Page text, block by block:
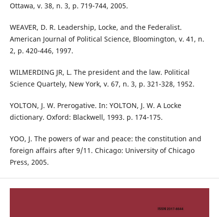
Ottawa, v. 38, n. 3, p. 719-744, 2005.
WEAVER, D. R. Leadership, Locke, and the Federalist.
American Journal of Political Science, Bloomington, v. 41, n.
2, p. 420-446, 1997.
WILMERDING JR, L. The president and the law. Political
Science Quartely, New York, v. 67, n. 3, p. 321-328, 1952.
YOLTON, J. W. Prerogative. In: YOLTON, J. W. A Locke
dictionary. Oxford: Blackwell, 1993. p. 174-175.
YOO, J. The powers of war and peace: the constitution and
foreign affairs after 9/11. Chicago: University of Chicago
Press, 2005.